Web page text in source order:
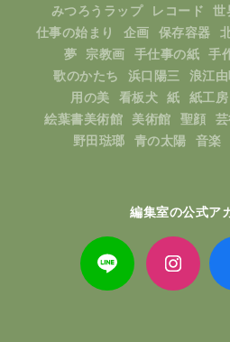
みつろうラップ
レコード 世
仕事の始まり
企画 保存容器
夢
宗教画 手仕事の紙 手
歌のかたち
浜口陽三 浪江
用の美
看板犬 紙 紙工房
絵葉書美術館
美術館 聖顔
野田琺瑯
青の太陽 音楽
編集室の公式ア